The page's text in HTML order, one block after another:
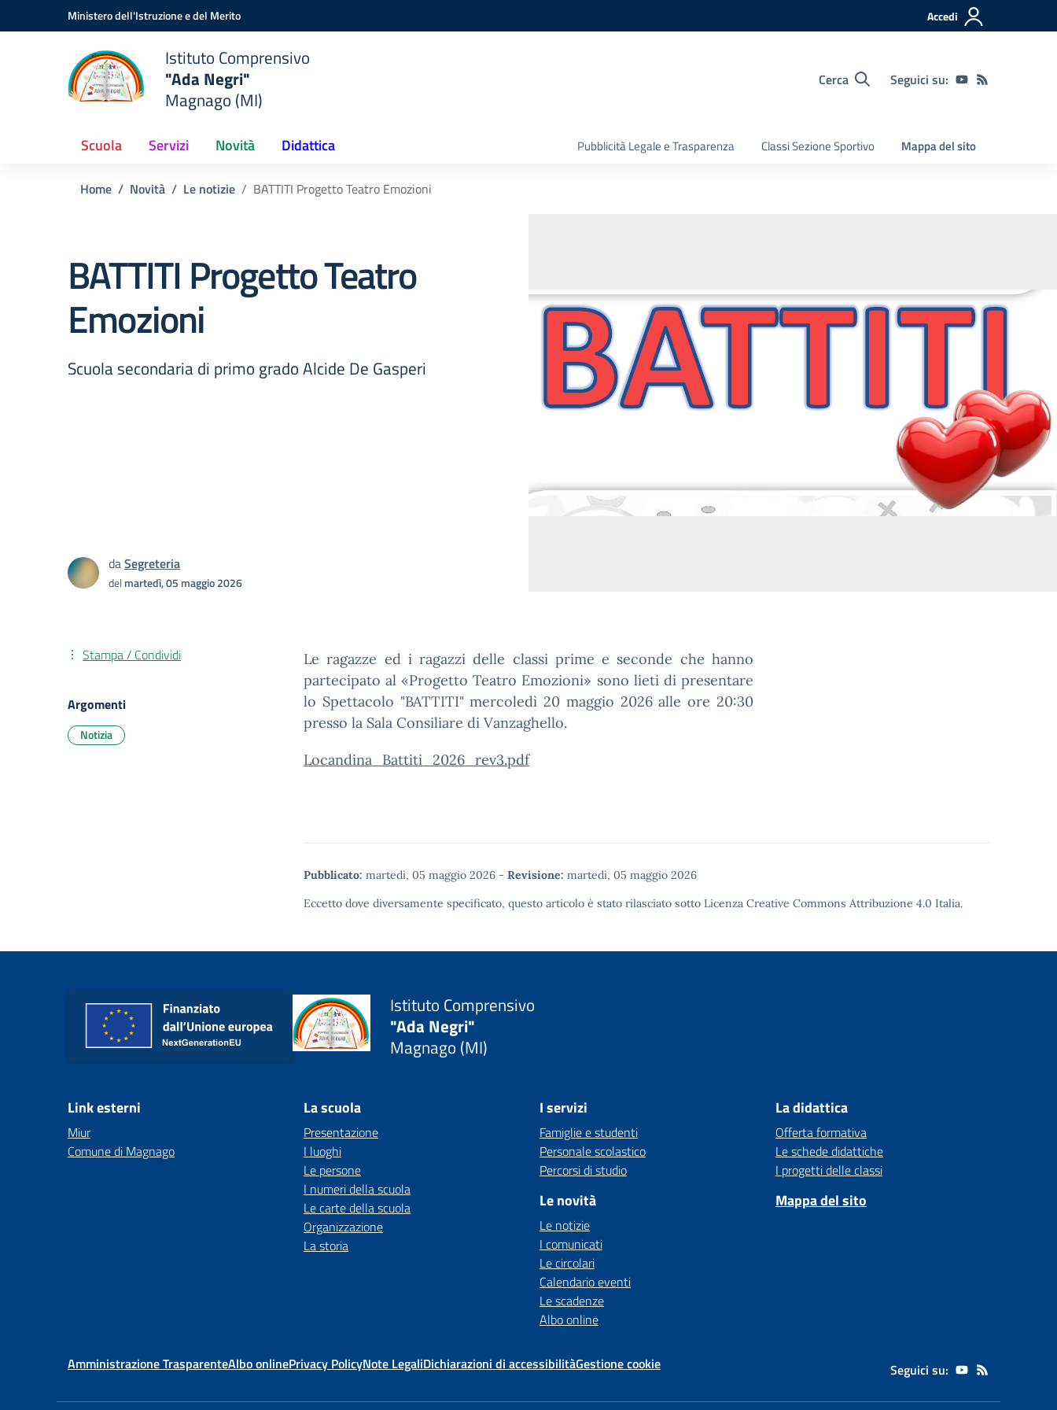
Vai ai contenuti
Vai al menu di navigazioneMinistero dell'Istruzione e del Merito Accedi
Istituto Comprensivo
"Ada Negri"
Magnago (MI)
Cerca Seguici su:
Scuola Servizi Novità Didattica Pubblicità Legale e Trasparenza Classi Sezione Sportivo Mappa del sito
Home Novità Le notizie BATTITI Progetto Teatro Emozioni
BATTITI Progetto Teatro
Emozioni
Scuola secondaria di primo grado Alcide De Gasperi
daSegreteria
delmartedì, 05 maggio 2026
Le ragazze ed i ragazzi delle classi prime e seconde che hanno
partecipato al «Progetto Teatro Emozioni» sono lieti di presentare
lo Spettacolo "BATTITI" mercoledì 20 maggio 2026 alle ore 20:30
presso la Sala Consiliare di Vanzaghello.
Locandina_Battiti_2026_rev3.pdf
Pubblicato: martedì, 05 maggio 2026 - Revisione: martedì, 05 maggio 2026
Eccetto dove diversamente specificato, questo articolo è stato rilasciato sotto Licenza Creative Commons Attribuzione 4.0 Italia.
Stampa / Condividi
Argomenti
Notizia
Istituto Comprensivo
"Ada Negri"
Magnago (MI)
Link esterni
Miur
Comune di Magnago
La scuola
Presentazione
I luoghi
Le persone
I numeri della scuola
Le carte della scuola
Organizzazione
La storia
I servizi
Famiglie e studenti
Personale scolastico
Percorsi di studio
Le novità
Le notizie
I comunicati
Le circolari
Calendario eventi
Le scadenze
Albo online
La didattica
Offerta formativa
Le schede didattiche
I progetti delle classi
Mappa del sito
Amministrazione TrasparenteAlbo onlinePrivacy PolicyNote LegaliDichiarazioni di accessibilitàGestione cookie Seguici su: